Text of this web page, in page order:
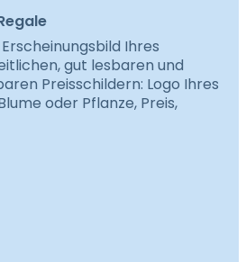
Ihres
gut lesbaren und
Preisschildern: Logo Ihres
oder Pflanze, Preis,